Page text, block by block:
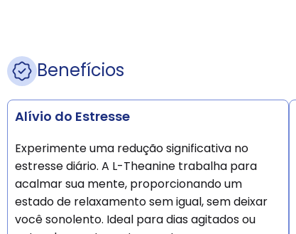
Benefícios
Alívio do Estresse
Experimente uma redução significativa no
estresse diário. A L-Theanine trabalha para
acalmar sua mente, proporcionando um
estado de relaxamento sem igual, sem deixar
você sonolento. Ideal para dias agitados ou